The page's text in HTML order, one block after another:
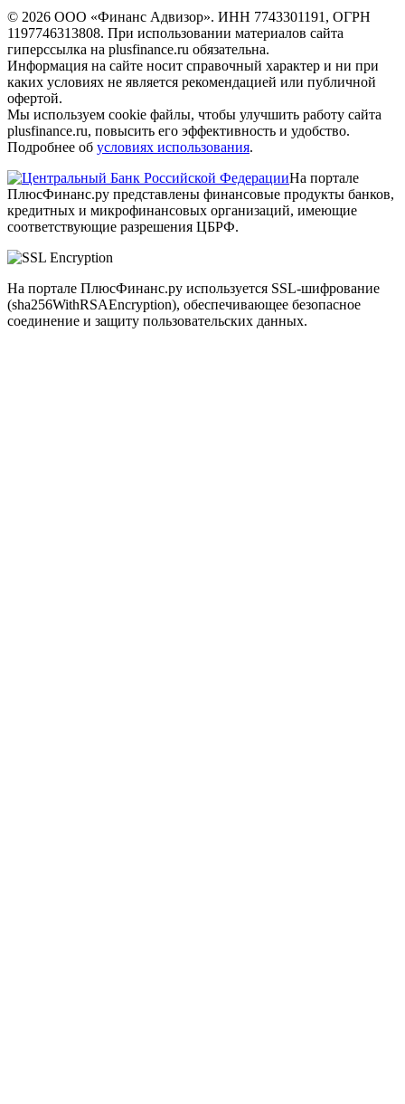
© 2026 ООО «Финанс Адвизор». ИНН 7743301191, ОГРН
1197746313808. При использовании материалов сайта
гиперссылка на plusfinance.ru обязательна.
Информация на сайте носит справочный характер и ни при
каких условиях не является рекомендацией или публичной
офертой.
Мы используем cookie файлы, чтобы улучшить работу сайта
plusfinance.ru, повысить его эффективность и удобство.
Подробнее об условиях использования.
На портале
ПлюсФинанс.ру представлены финансовые продукты банков,
кредитных и микрофинансовых организаций, имеющие
соответствующие разрешения ЦБРФ.
На портале ПлюсФинанс.ру используется SSL-шифрование
(sha256WithRSAEncryption), обеспечивающее безопасное
соединение и защиту пользовательских данных.